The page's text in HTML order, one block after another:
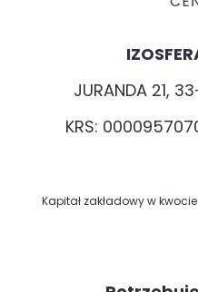
JURANDA 21,
KRS:
Kapitał zakładowy w